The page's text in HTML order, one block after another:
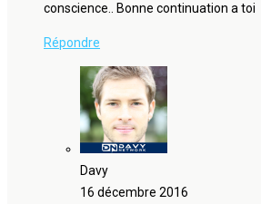
conscience.. Bonne continuation a toi
Répondre
Davy
16 décembre 2016